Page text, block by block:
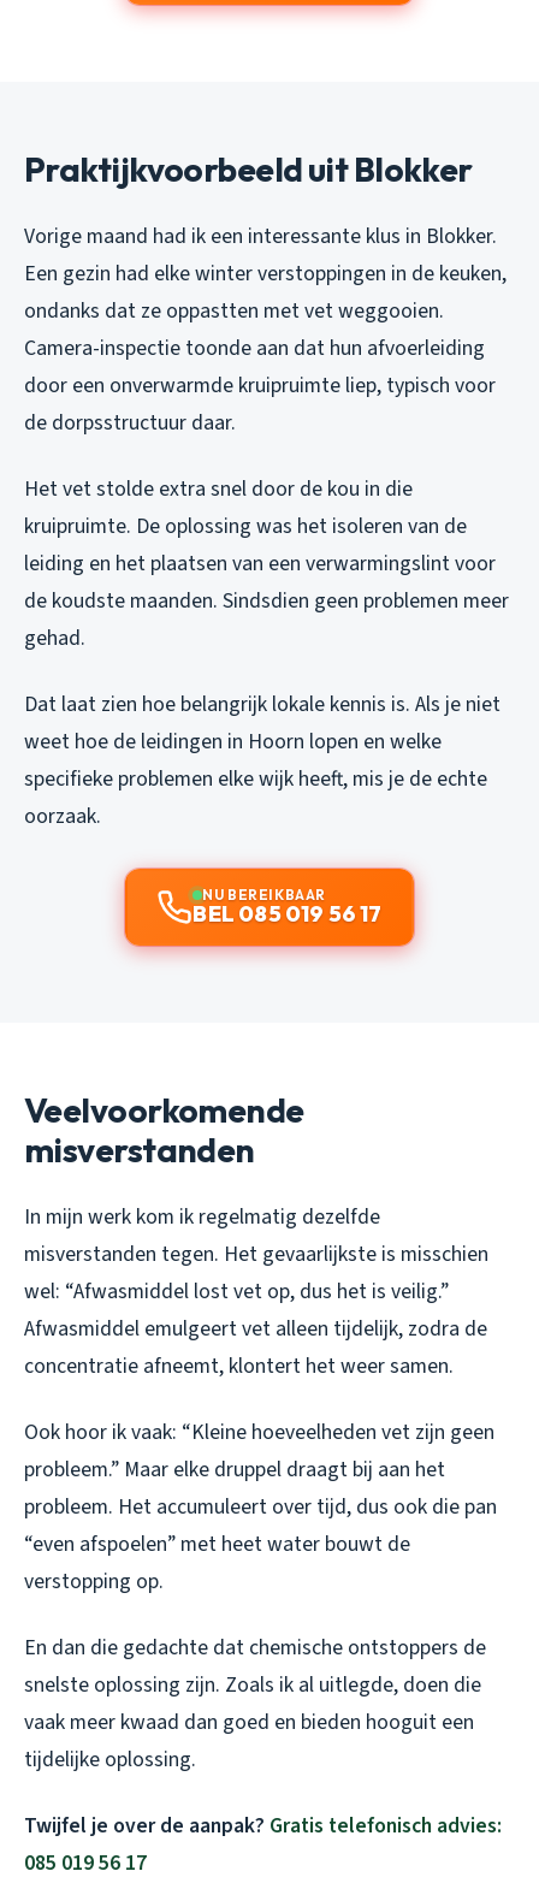
Praktijkvoorbeeld uit Blokker
Vorige maand had ik een interessante klus in Blokker.
Een gezin had elke winter verstoppingen in de keuken,
ondanks dat ze oppastten met vet weggooien.
Camera-inspectie toonde aan dat hun afvoerleiding
door een onverwarmde kruipruimte liep, typisch voor
de dorpsstructuur daar.
Het vet stolde extra snel door de kou in die
kruipruimte. De oplossing was het isoleren van de
leiding en het plaatsen van een verwarmingslint voor
de koudste maanden. Sindsdien geen problemen meer
gehad.
Dat laat zien hoe belangrijk lokale kennis is. Als je niet
weet hoe de leidingen in Hoorn lopen en welke
specifieke problemen elke wijk heeft, mis je de echte
oorzaak.
NU BEREIKBAAR
BEL 085 019 56 17
Veelvoorkomende
misverstanden
In mijn werk kom ik regelmatig dezelfde
misverstanden tegen. Het gevaarlijkste is misschien
wel: “Afwasmiddel lost vet op, dus het is veilig.”
Afwasmiddel emulgeert vet alleen tijdelijk, zodra de
concentratie afneemt, klontert het weer samen.
Ook hoor ik vaak: “Kleine hoeveelheden vet zijn geen
probleem.” Maar elke druppel draagt bij aan het
probleem. Het accumuleert over tijd, dus ook die pan
“even afspoelen” met heet water bouwt de
verstopping op.
En dan die gedachte dat chemische ontstoppers de
snelste oplossing zijn. Zoals ik al uitlegde, doen die
vaak meer kwaad dan goed en bieden hooguit een
tijdelijke oplossing.
Twijfel je over de aanpak? Gratis telefonisch advies:
085 019 56 17